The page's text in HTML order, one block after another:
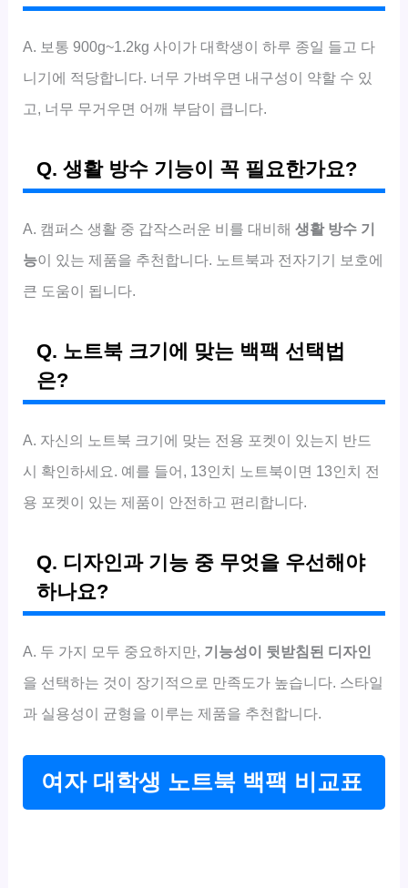
A. 보통 900g~1.2kg 사이가 대학생이 하루 종일 들고 다
니기에 적당합니다. 너무 가벼우면 내구성이 약할 수 있
고, 너무 무거우면 어깨 부담이 큽니다.
Q. 생활 방수 기능이 꼭 필요한가요?
A. 캠퍼스 생활 중 갑작스러운 비를 대비해생활 방수 기
능이 있는 제품을 추천합니다. 노트북과 전자기기 보호에
큰 도움이 됩니다.
Q. 노트북 크기에 맞는 백팩 선택법
은?
A. 자신의 노트북 크기에 맞는 전용 포켓이 있는지 반드
시 확인하세요. 예를 들어, 13인치 노트북이면 13인치 전
용 포켓이 있는 제품이 안전하고 편리합니다.
Q. 디자인과 기능 중 무엇을 우선해야
하나요?
A. 두 가지 모두 중요하지만, 기능성이 뒷받침된 디자인
을 선택하는 것이 장기적으로 만족도가 높습니다. 스타일
과 실용성이 균형을 이루는 제품을 추천합니다.
여자 대학생 노트북 백팩 비교표